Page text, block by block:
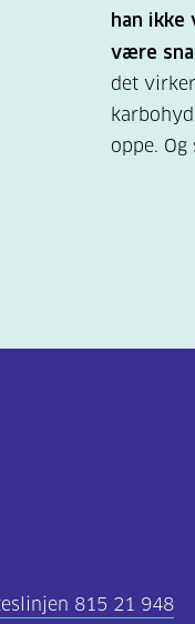
han ikke
være
det
oppe.
815 21 948